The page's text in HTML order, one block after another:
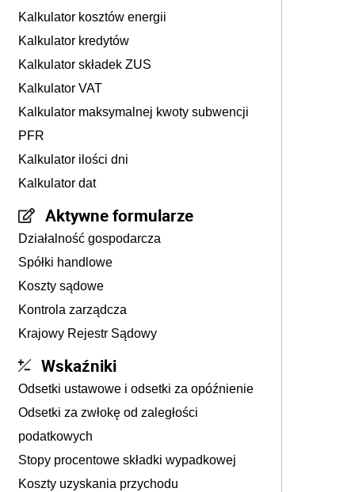
Kalkulator kosztów energii
Kalkulator kredytów
Kalkulator składek ZUS
Kalkulator VAT
Kalkulator maksymalnej kwoty subwencji
PFR
Kalkulator ilości dni
Kalkulator dat
Aktywne formularze
Działalność gospodarcza
Spółki handlowe
Koszty sądowe
Kontrola zarządcza
Krajowy Rejestr Sądowy
Wskaźniki
Odsetki ustawowe i odsetki za opóźnienie
Odsetki za zwłokę od zaległości
podatkowych
Stopy procentowe składki wypadkowej
Koszty uzyskania przychodu